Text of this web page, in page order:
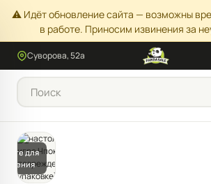
⚠️ Идёт обновление сайта — возможны
в работе. Приносим извинения за
Суворова, 52а
для